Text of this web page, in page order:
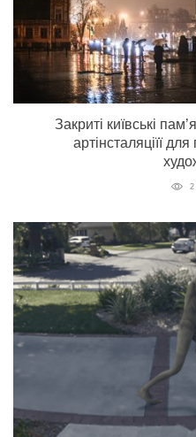
Закриті київські
артінсталяціїї